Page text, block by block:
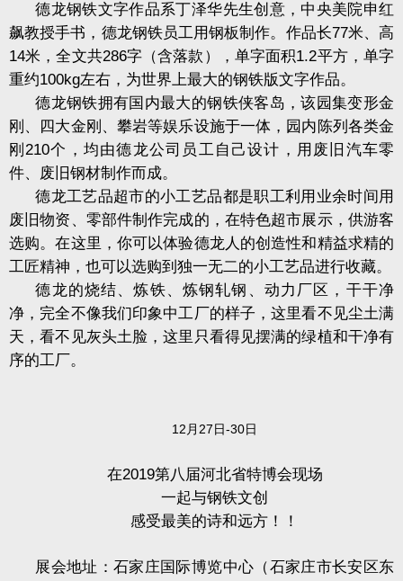
德龙钢铁文字作品系丁泽华先生创意，中央美院申红
飙教授手书，德龙钢铁员工用钢板制作。作品长77米、高
14米，全文共286字（含落款），单字面积1.2平方，单字
重约100kg左右，为世界上最大的钢铁版文字作品。
德龙钢铁拥有国内最大的钢铁侠客岛，该园集变形金
刚、四大金刚、攀岩等娱乐设施于一体，园内陈列各类金
刚210个，均由德龙公司员工自己设计，用废旧汽车零
件、废旧钢材制作而成。
德龙工艺品超市的小工艺品都是职工利用业余时间用
废旧物资、零部件制作完成的，在特色超市展示，供游客
选购。在这里，你可以体验德龙人的创造性和精益求精的
工匠精神，也可以选购到独一无二的小工艺品进行收藏。
德龙的烧结、炼铁、炼钢轧钢、动力厂区，干干净
净，完全不像我们印象中工厂的样子，这里看不见尘土满
天，看不见灰头土脸，这里只看得见摆满的绿植和干净有
序的工厂。
12 月 27日-30日
在2019第八届河北省特博会现场
一起与钢铁文创
感受最美的诗和远方！！
展会地址：石家庄国际博览中心（石家庄市长安区东